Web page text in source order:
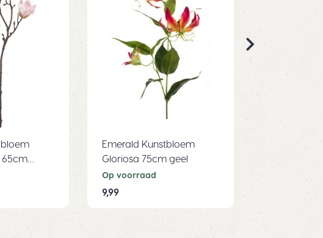
65cm
Emerald Kunstbloem
Gloriosa 75cm geel
Op voorraad
9,99
Viburnum